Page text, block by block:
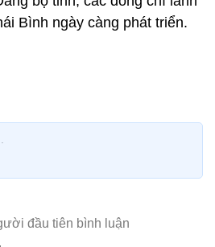
Bình ngày càng phát triển.